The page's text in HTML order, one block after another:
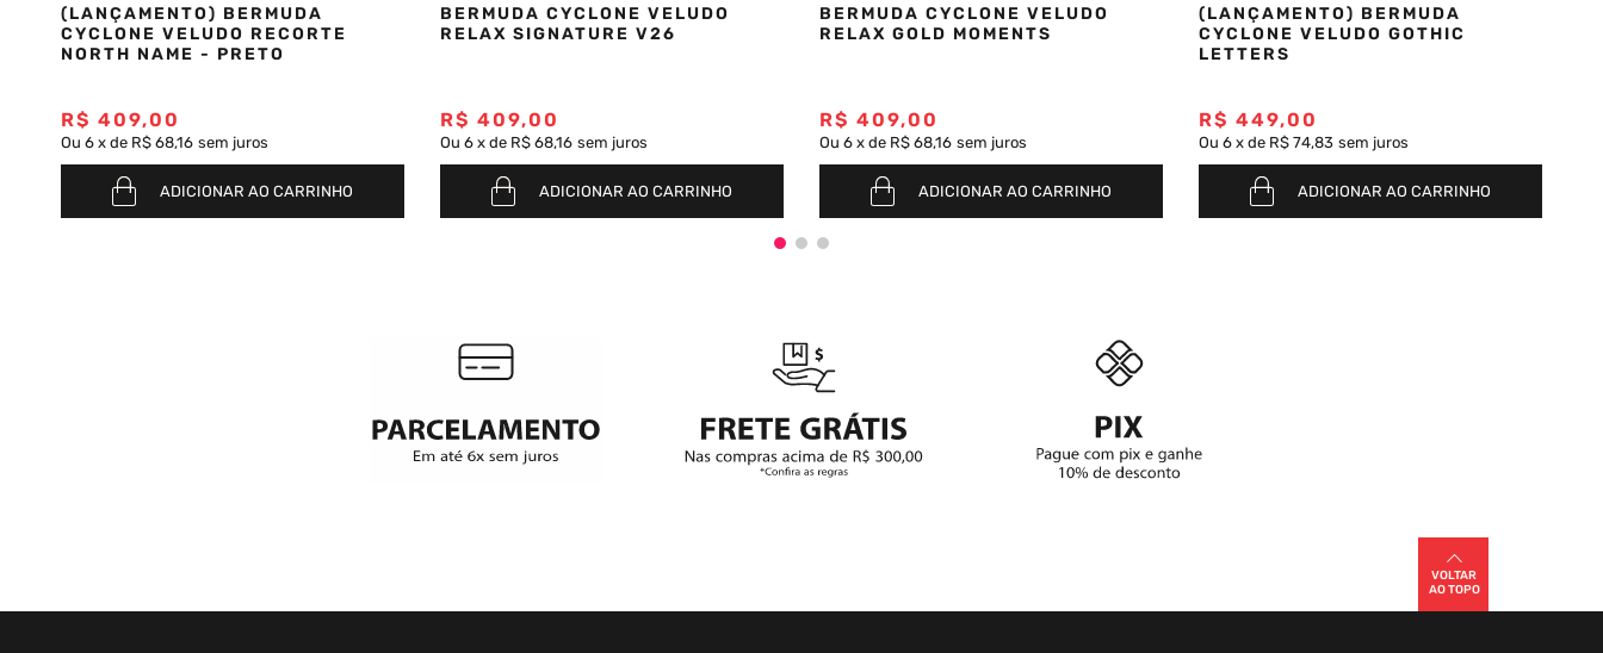
(LANÇAMENTO) BERMUDA
CYCLONE VELUDO RECORTE
NORTH NAME - PRETO
R$ 409,00
Ou 6 xde R$ 68,16 sem juros
ADICIONAR AO CARRINHO
BERMUDA CYCLONE VELUDO
RELAX SIGNATURE V26
R$ 409,00
Ou 6 xde R$ 68,16 sem juros
ADICIONAR AO CARRINHO
BERMUDA CYCLONE VELUDO
RELAX GOLD MOMENTS
R$ 409,00
Ou 6 xde R$ 68,16 sem juros
ADICIONAR AO CARRINHO
(LANÇAMENTO) BERMUDA
CYCLONE VELUDO GOTHIC
LETTERS
R$ 449,00
Ou 6 xde R$ 74,83 sem juros
ADICIONAR AO CARRINHO
VOLTAR
AO TOPO